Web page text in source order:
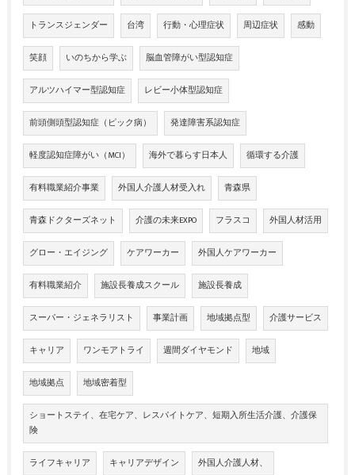
トランスジェンダー 台湾 行動・心理症状 周辺症状 感動
笑顔 いのちから学ぶ 脳血管障がい型認知症
アルツハイマー型認知症 レビー小体型認知症
前頭側頭型認知症（ピック病） 発達障害系認知症
軽度認知症障がい（MCI） 海外で暮らす日本人 循環する介護
有料職業紹介事業 外国人介護人材受入れ 青森県
青森ドクターズネット 介護の未来EXPO フラスコ 外国人材活用
グロー・エイジング ケアワーカー 外国人ケアワーカー
有料職業紹介 施設長養成スクール 施設長養成
スーパー・ジェネラリスト 事業計画 地域拠点型 介護サービス
キャリア ワンモアトライ 週間ダイヤモンド 地域
地域拠点 地域密着型
ショートステイ、在宅ケア、レスパイトケア、短期入所生活介護、介護保
険
ライフキャリア キャリアデザイン 外国人介護人材、